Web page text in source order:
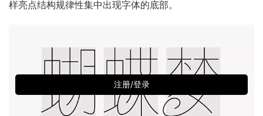
注册/登录
样亮点结构规律性集中出现字体的底部。